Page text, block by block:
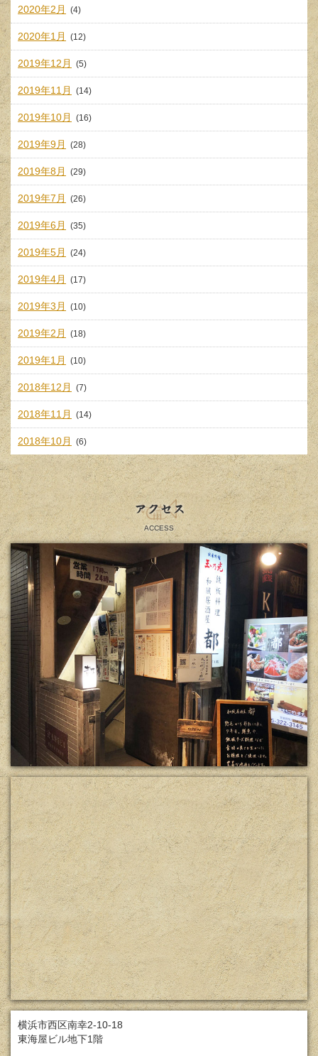
2020年2月 (4)
2020年1月 (12)
2019年12月 (5)
2019年11月 (14)
2019年10月 (16)
2019年9月 (28)
2019年8月 (29)
2019年7月 (26)
2019年6月 (35)
2019年5月 (24)
2019年4月 (17)
2019年3月 (10)
2019年2月 (18)
2019年1月 (10)
2018年12月 (7)
2018年11月 (14)
2018年10月 (6)
アクセス
ACCESS
横浜市西区南幸2-10-18
東海屋ビル地下1階